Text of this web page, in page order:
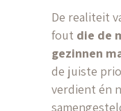
De realiteit
fout die de
gezinnen
de juiste
verdient én